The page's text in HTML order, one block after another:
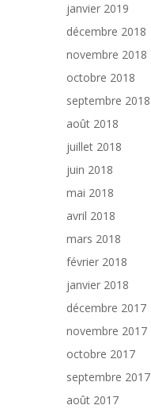
janvier 2019
décembre 2018
novembre 2018
octobre 2018
septembre 2018
août 2018
juillet 2018
juin 2018
mai 2018
avril 2018
mars 2018
février 2018
janvier 2018
décembre 2017
novembre 2017
octobre 2017
septembre 2017
août 2017